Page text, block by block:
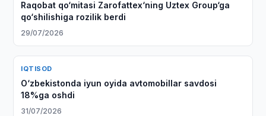
Raqobat qo‘mitasi Zarofattex‘ning Uztex Group‘ga
qo‘shilishiga rozilik berdi
29/07/2026
IQTISOD
O‘zbekistonda iyun oyida avtomobillar savdosi
18%ga oshdi
31/07/2026